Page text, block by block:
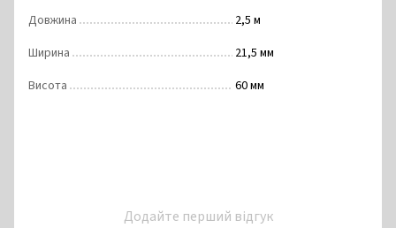
Довжина
2,5 м
Ширина
21,5 мм
Висота
60 ​​мм
Додайте перший відгук